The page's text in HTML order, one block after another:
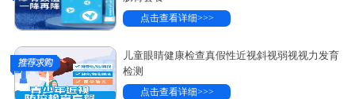
点击查看详细>>>
儿童眼睛健康检查真假性近视斜视弱视视力发育
检测
点击查看详细>>>